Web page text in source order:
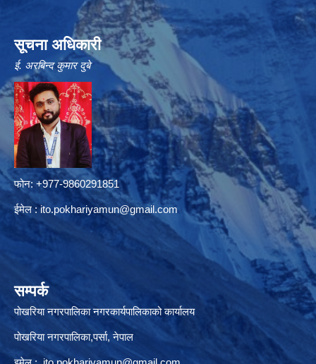
सूचना अधिकारी
ई. अरबिन्द कुमार दुबे
फोन: +977-9860291851
ईमेल :ito.pokhariyamun@gmail.com
सम्पर्क
पोखरिया नगरपालिका नगरकार्यपालिकाको कार्यालय
पोखरिया नगरपालिका,पर्सा, नेपाल